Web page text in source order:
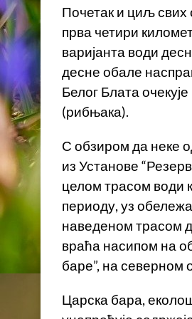
Почетак и циљ свих
прва четири
варијанта води
десне обале
Белог Блата
(рибњака).
С обзиром да неке
из Установе
целом трасом води
периоду, уз
наведеном трасом
враћа насипом на
баре”, на северном
Царска бара,